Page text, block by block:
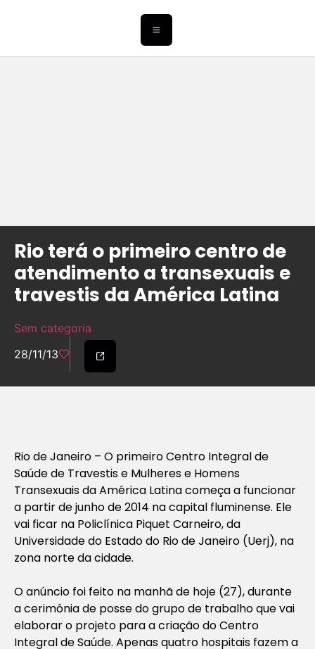
Rio terá o primeiro centro de
atendimento a transexuais e
travestis da América Latina
Sem categoria
28/11/13
Rio de Janeiro – O primeiro Centro Integral de
Saúde de Travestis e Mulheres e Homens
Transexuais da América Latina começa a funcionar
a partir de junho de 2014 na capital fluminense. Ele
vai ficar na Policlínica Piquet Carneiro, da
Universidade do Estado do Rio de Janeiro (Uerj), na
zona norte da cidade.
O anúncio foi feito na manhã de hoje (27), durante
a cerimônia de posse do grupo de trabalho que vai
elaborar o projeto para a criação do Centro
Integral de Saúde. Apenas quatro hospitais fazem a